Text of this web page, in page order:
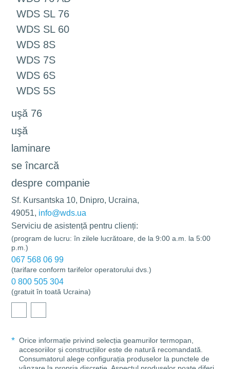
WDS SL 76
WDS SL 60
WDS 8S
WDS 7S
WDS 6S
WDS 5S
uşă 76
uşă
laminare
se încarcă
despre companie
Sf. Kursantska 10, Dnipro, Ucraina,
49051, info@wds.ua
Serviciu de asistență pentru clienți:
(program de lucru: în zilele lucrătoare, de la 9:00 a.m. la 5:00
p.m.)
067 568 06 99
(tarifare conform tarifelor operatorului dvs.)
0 800 505 304
(gratuit în toată Ucraina)
Orice informație privind selecția geamurilor termopan,
accesoriilor și construcțiilor este de natură recomandată.
Consumatorul alege configurația produselor la punctele de